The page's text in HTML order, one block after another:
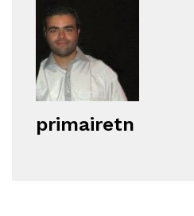
primairetn